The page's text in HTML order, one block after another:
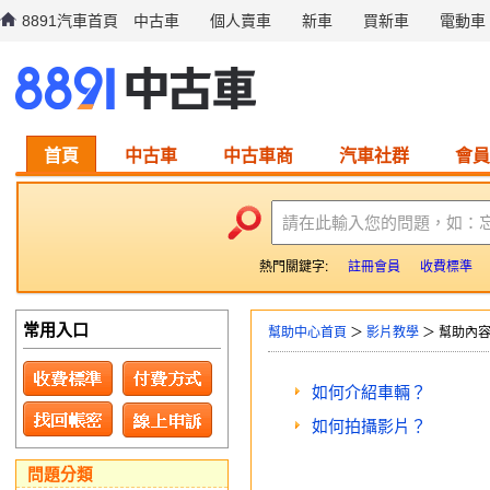
8891汽車首頁 中古車 個人賣車 新車 買新車 電動車
首頁 中古車 中古車商 汽車社群 會
請在此輸入您的問題，如：
熱門關鍵字: 註冊會員 收費標準
幫助中心首頁 ＞ 影片教學 ＞ 幫助內容
如何介紹車輛？
如何拍攝影片？
常用入口
問題分類